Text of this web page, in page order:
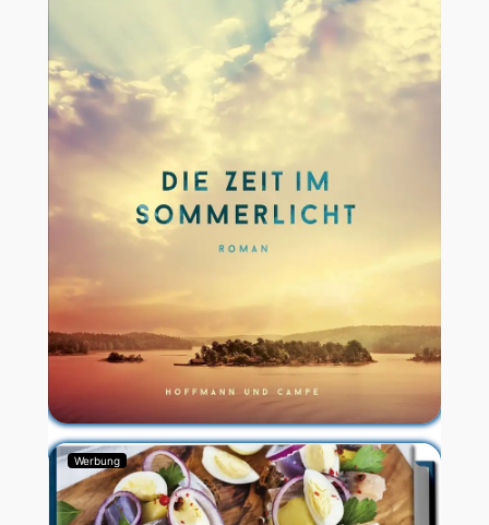
Werbung